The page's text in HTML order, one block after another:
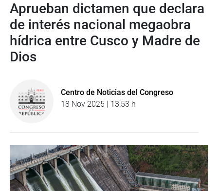
Aprueban dictamen que declara
de interés nacional megaobra
hídrica entre Cusco y Madre de
Dios
Centro de Noticias del Congreso
18 Nov 2025 | 13:53 h